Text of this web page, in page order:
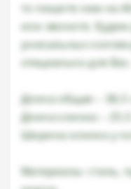
то пишите нам на
или звоните.
уникальных
специально для Вас.
Длина общая – 38,5
Длина клинка –
Ширина клинка у
Материалы: сталь,